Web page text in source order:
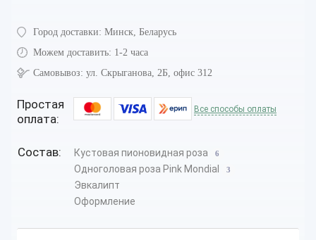
Город доставки: Минск, Беларусь
Можем доставить: 1-2 часа
Самовывоз: ул. Скрыганова, 2Б, офис 312
Простая
оплата:
Все способы оплаты
Состав: Кустовая пионовидная роза 6
Одноголовая роза Pink Mondial 3
Эвкалипт
Оформление